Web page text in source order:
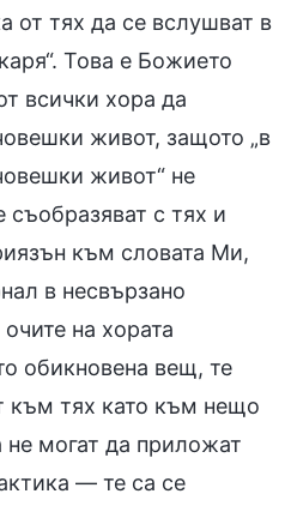
от тях да се вслушват в
Това е Божието
всички хора да
живот, защото „в
живот“ не
съобразяват с тях и
към словата Ми,
в несвързано
на хората
обикновена вещ, те
към тях като към нещо
не могат да приложат
— те са се